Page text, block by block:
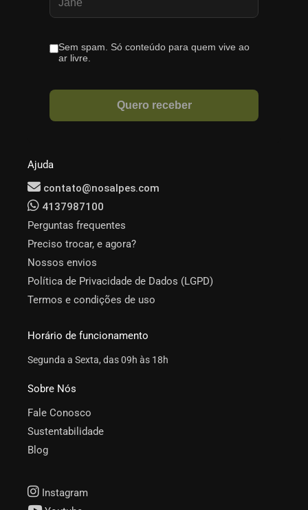
Ajuda
contato@nosalpes.com
4137987100
Perguntas frequentes
Preciso trocar, e agora?
Nossos envios
Política de Privacidade de Dados (LGPD)
Termos e condições de uso
Horário de funcionamento
Segunda a Sexta, das 09h às 18h
Sobre Nós
Fale Conosco
Sustentabilidade
Blog
Instagram